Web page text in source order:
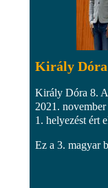
Király
Király Dóra 8.
2021.
1. helyezést ért
Ez a 3. magyar